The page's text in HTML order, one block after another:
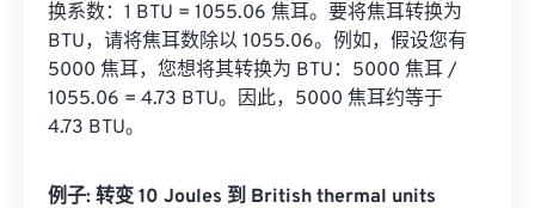
换系数：1 BTU = 1055.06 焦耳。要将焦耳转换为
BTU，请将焦耳数除以 1055.06。例如，假设您有
5000 焦耳，您想将其转换为 BTU：5000 焦耳 /
1055.06 = 4.73 BTU。因此，5000 焦耳约等于
4.73 BTU。
例子: 转变 10 Joules 到 British thermal units